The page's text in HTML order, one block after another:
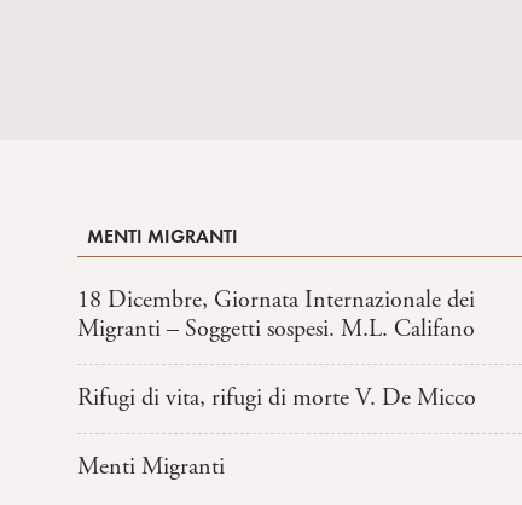
MENTI MIGRANTI
18 Dicembre, Giornata Internazionale dei
Migranti – Soggetti sospesi. M.L. Califano
Rifugi di vita, rifugi di morte V. De Micco
Menti Migranti